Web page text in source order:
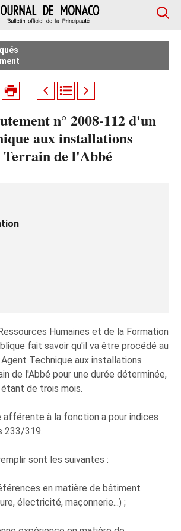
n° 2008-112 d'un
aux installations
Terrain de l'Abbé
Humaines et de la Formation
fait savoir qu'il va être procédé au
Technique aux installations
de l'Abbé pour une durée déterminée,
de trois mois.
afférente à la fonction a pour indices
233/319.
sont les suivantes :
en matière de bâtiment
électricité, maçonnerie...) ;